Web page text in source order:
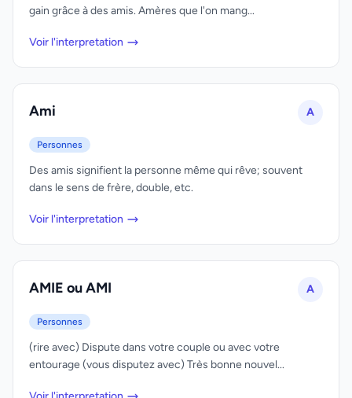
gain grâce à des amis. Amères que l'on mang...
Voir l'interpretation
Ami A
Personnes
Des amis signifient la personne même qui rêve; souvent
dans le sens de frère, double, etc.
Voir l'interpretation
AMIE ou AMI A
Personnes
(rire avec) Dispute dans votre couple ou avec votre
entourage (vous disputez avec) Très bonne nouvel...